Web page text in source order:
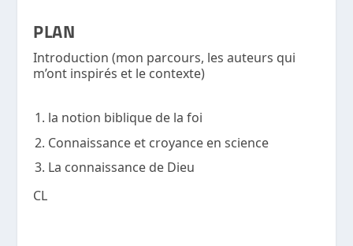
PLAN
Introduction (mon parcours, les auteurs qui
m’ont inspirés et le contexte)
la notion biblique de la foi
Connaissance et croyance en science
La connaissance de Dieu
CL